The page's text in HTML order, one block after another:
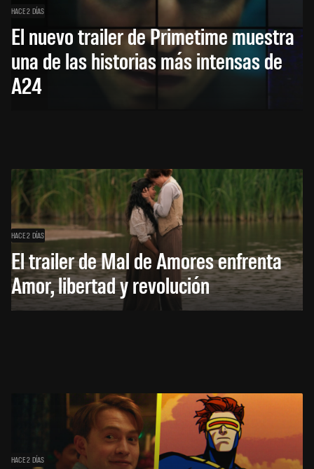
HACE 2 DÍAS
El nuevo trailer de Primetime muestra
una de las historias más intensas de
A24
HACE 2 DÍAS
El trailer de Mal de Amores enfrenta
Amor, libertad y revolución
HACE 2 DÍAS